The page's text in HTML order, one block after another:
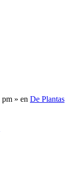
» en De Plantas